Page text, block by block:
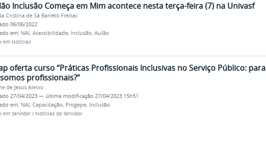
Inclusão Começa em Mim acontece nesta terça-feira (7) na Univasf
Cristina de Sá Barreto Freitas
06/06/2022
em: NAI, Acessibilidade, Inclusão, Aulão
em Notícias
oferta curso “Práticas Profissionais Inclusivas no Serviço Público: para
profissionais?”
de Jesus Aleixo
27/04/2023 — última modificação 27/04/2023 15h51
em: NAI, Capacitação, Progepe, Inclusão
em Servidor / Notícias do Servidor